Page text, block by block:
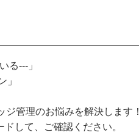
る---」
」
管理のお悩みを解決します！
して、ご確認ください。